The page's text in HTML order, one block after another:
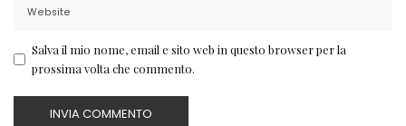
Salva il mio nome, email e sito web in questo browser per la
prossima volta che commento.